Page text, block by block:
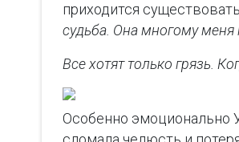
приходится
судьба. Она многому меня
Все хотят только грязь.
Особенно эмоционально